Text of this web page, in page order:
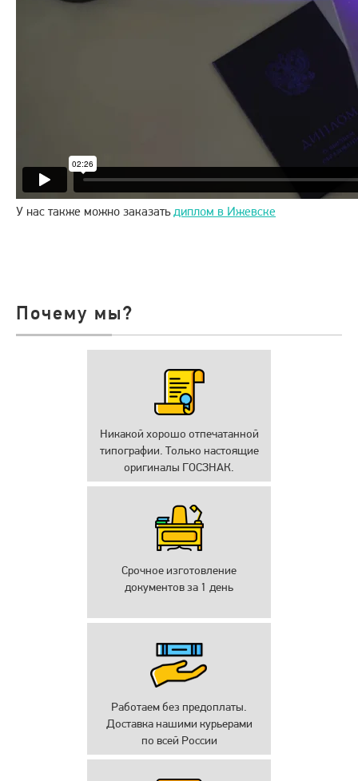
У нас также можно заказатьдиплом в Ижевске
Почему мы?
Никакой хорошо отпечатанной
типографии. Только настоящие
оригиналы ГОСЗНАК.
Срочное изготовление
документов за 1 день
Работаем без предоплаты.
Доставка нашими курьерами
по всей России